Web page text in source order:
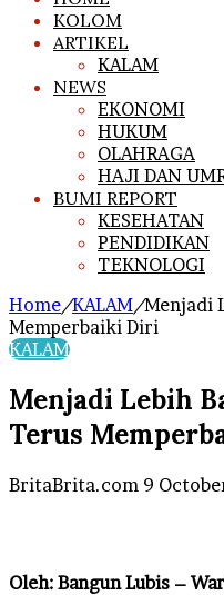
KOLOM
ARTIKEL
KALAM
NEWS
EKONOMI
HUKUM
OLAHRAGA
HAJI DAN
BUMI REPORT
KESEHATAN
PENDIDIKAN
TEKNOLOGI
Home/KALAM/Menjadi
Memperbaiki Diri
KALAM
Menjadi Lebih
Terus
BritaBrita.com Send
9
Oleh: Bangun Lubis –